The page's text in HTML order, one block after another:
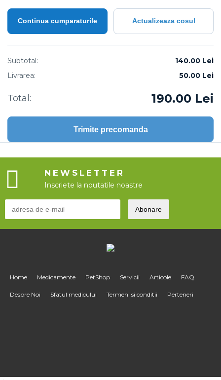
Continua cumparaturile Actualizeaza cosul
Subtotal:
140.00 Lei
Livrarea:
50.00 Lei
Total: 190.00 Lei
Trimite precomanda
NEWSLETTER
Inscriete la noutatile noastre
Home Medicamente PetShop Servicii Articole FAQ
Despre Noi Sfatul medicului Termeni si conditii Perteneri